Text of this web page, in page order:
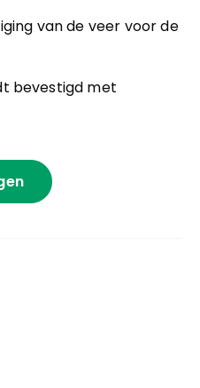
van de veer voor de
bevestigd met